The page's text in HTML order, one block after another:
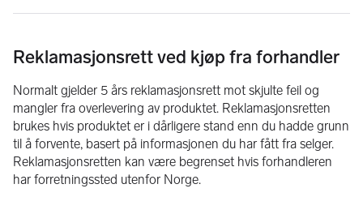
Velkommen!
Innbytte mulig
Reklamasjonsrett ved kjøp fra forhandler
Normalt gjelder 5 års reklamasjonsrett mot skjulte feil og
mangler fra overlevering av produktet. Reklamasjonsretten
brukes hvis produktet er i dårligere stand enn du hadde grunn
til å forvente, basert på informasjonen du har fått fra selger.
Reklamasjonsretten kan være begrenset hvis forhandleren
har forretningssted utenfor Norge.